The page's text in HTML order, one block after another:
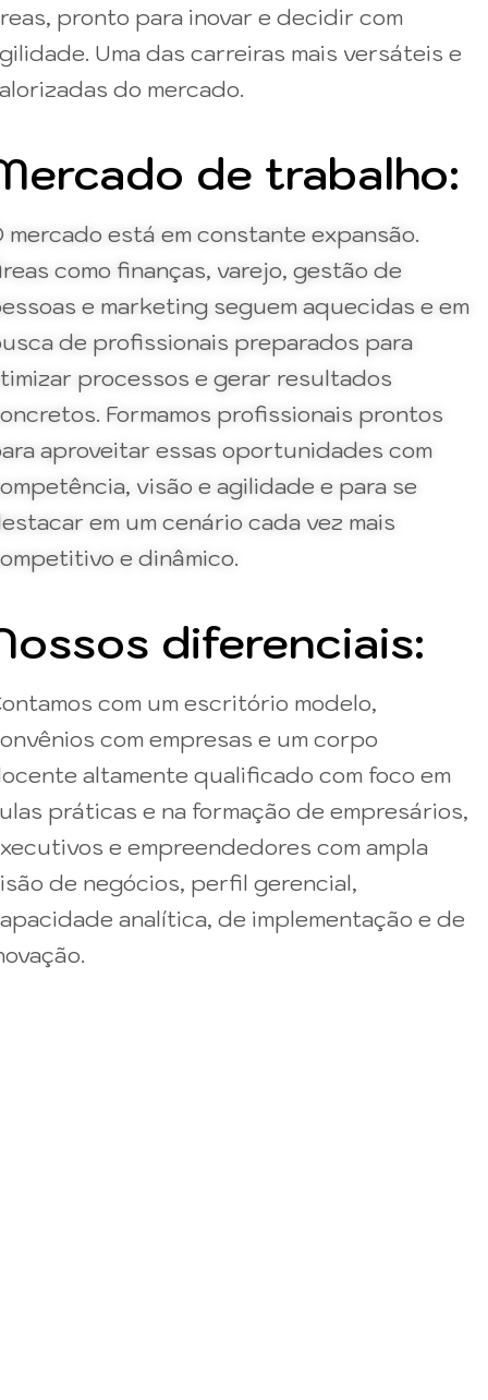
pronto para inovar e decidir com
Uma das carreiras mais versáteis e
do mercado.
de trabalho:
mercado está em constante expansão.
como finanças, varejo, gestão de
e marketing seguem aquecidas e em
de profissionais preparados para
processos e gerar resultados
Formamos profissionais prontos
aproveitar essas oportunidades com
visão e agilidade e para se
em um cenário cada vez mais
e dinâmico.
diferenciais:
com um escritório modelo,
com empresas e um corpo
altamente qualificado com foco em
práticas e na formação de empresários,
e empreendedores com ampla
de negócios, perfil gerencial,
analítica, de implementação e de